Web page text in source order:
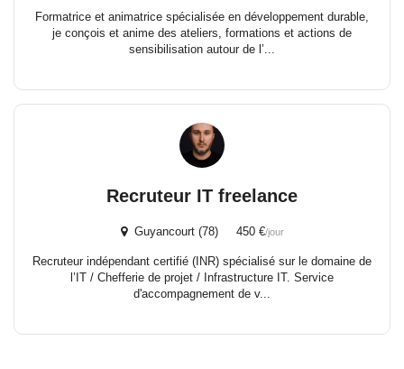
Formatrice et animatrice spécialisée en développement durable,
je conçois et anime des ateliers, formations et actions de
sensibilisation autour de l’...
Recruteur IT freelance
Guyancourt (78) 450 €/jour
Recruteur indépendant certifié (INR) spécialisé sur le domaine de
l’IT / Chefferie de projet / Infrastructure IT. Service
d'accompagnement de v...